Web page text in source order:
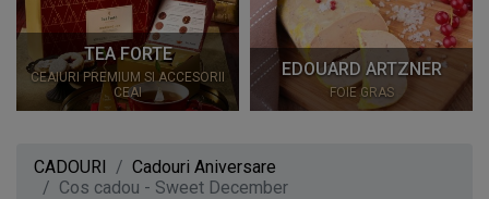
TEA FORTE
CEAIURI PREMIUM SI ACCESORII
CEAI
EDOUARD ARTZNER
FOIE GRAS
CADOURI
Cadouri Aniversare
Cos cadou - Sweet December